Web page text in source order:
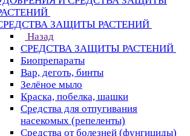
ЗАЩИТЫ РАСТЕНИЙ
Назад
СРЕДСТВА ЗАЩИТЫ РАСТЕНИЙ
Биопрепараты
Вар, деготь, бинты
Зелёное мыло
Краска, побелка, шашки
Средства для отпугивания
насекомых (репеленты)
Средства от болезней (фунгициды)